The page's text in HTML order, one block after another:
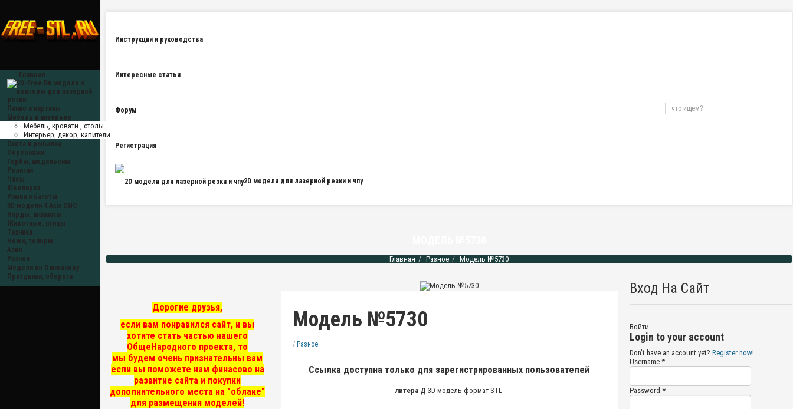
Главная
Панно и картины
Мебель и интерьер
Мебель, кровати , столы
Интерьер, декор, капители
Охота и рыбалка
Персонажи
Гербы, медальоны
Религия
Часы
Ювелирка
Рамки и багеты
3D модели 4 Axis CNC
Нарды, шахматы
Животные, птицы
Техника
Ножи, топоры
Азия
Разное
Модели по Ожиганову
Праздники, обереги
Инструкции и руководства
Интересные статьи
Форум
Регистрация
2D модели для лазерной резки и чпу
Главная Разное Модель №5730
Дорогие друзья,
если вам понравился сайт, и вы
хотите стать частью нашего
ОбщеНародного проекта, то
мы будем очень признательны вам
если вы поможете нам финасово на
развитие сайта и покупки
дополнительного места на "облаке"
для размещения моделей!
Модель №5730
/ Разное
Ссылка доступна только для зарегистрированных пользователей
литера Д 3D модель формат STL
Вход На Сайт
Войти
Login to your account
Don't have an account yet? Register now!
Username *
Password *